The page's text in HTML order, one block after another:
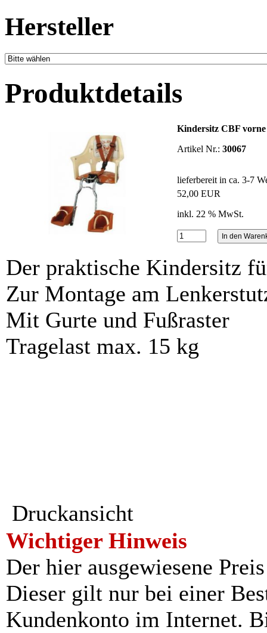
Hersteller
Produktdetails
Kindersitz CBF vorne
Artikel Nr.: 30067
lieferbereit in ca. 3-7
52,00 EUR
inkl. 22 % MwSt.
Der praktische Kindersitz
Zur Montage am
Mit Gurte und Fußraster
Tragelast max. 15 kg
Druckansicht
Wichtiger Hinweis
Der hier ausgewiesene
Dieser gilt nur bei einer
Kundenkonto im Internet.